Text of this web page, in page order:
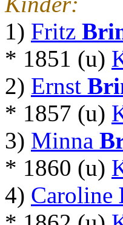
1) Fritz
* 1851 (u)
2) Ernst
* 1857 (u)
3) Minna
* 1860 (u)
4) Caroline